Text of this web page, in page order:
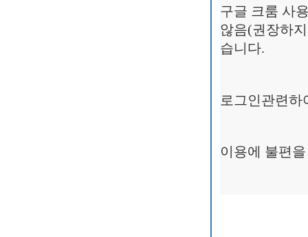
구글 크룸 사
않음(권장하
습니다.
로그인관련하
이용에 불편